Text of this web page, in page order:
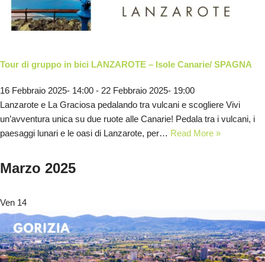
Tour di gruppo in bici LANZAROTE – Isole Canarie/ SPAGNA
16 Febbraio 2025- 14:00 - 22 Febbraio 2025- 19:00
Lanzarote e La Graciosa pedalando tra vulcani e scogliere Vivi
un’avventura unica su due ruote alle Canarie! Pedala tra i vulcani, i
paesaggi lunari e le oasi di Lanzarote, per… Read More »
Marzo 2025
Ven 14